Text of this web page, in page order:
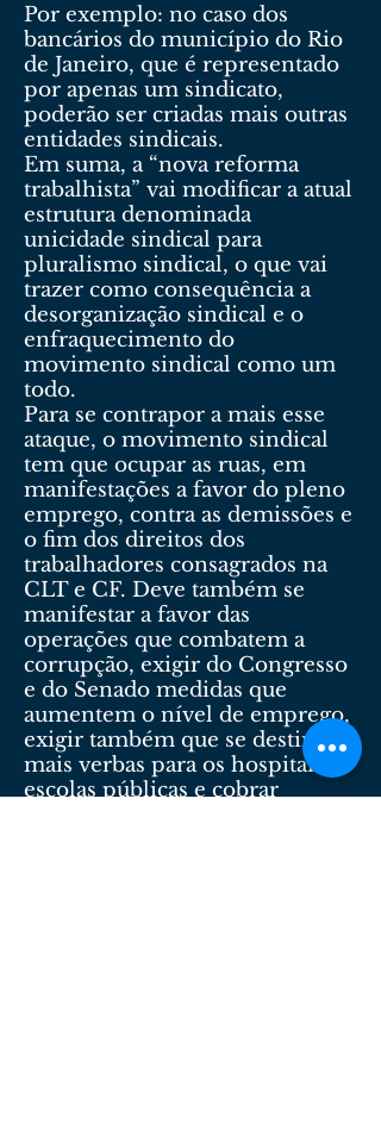
Por exemplo: no caso dos
bancários do município do Rio
de Janeiro, que é representado
por apenas um sindicato,
poderão ser criadas mais outras
entidades sindicais.
Em suma, a “nova reforma
trabalhista” vai modificar a atual
estrutura denominada
unicidade sindical para
pluralismo sindical, o que vai
trazer como consequência a
desorganização sindical e o
enfraquecimento do
movimento sindical como um
todo.
Para se contrapor a mais esse
ataque, o movimento sindical
tem que ocupar as ruas, em
manifestações a favor do pleno
emprego, contra as demissões e
o fim dos direitos dos
trabalhadores consagrados na
CLT e CF. Deve também se
manifestar a favor das
operações que combatem a
corrupção, exigir do Congresso
e do Senado medidas que
aumentem o nível de emprego,
exigir também que se destine
mais verbas para os hospitais e
escolas públicas e cobrar